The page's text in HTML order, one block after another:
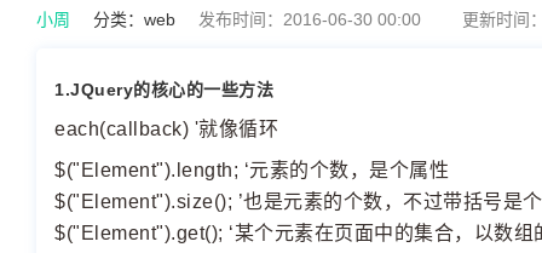
小周 分类： web 发布时间：2016-06-30 00:00 更新时间
1.JQuery的核心的一些方法
each(callback) '就像循环
$("Element").length; ‘元素的个数，是个属性
$("Element").size(); ’也是元素的个数，不过带括号是
$("Element").get(); ‘某个元素在页面中的集合，以数组